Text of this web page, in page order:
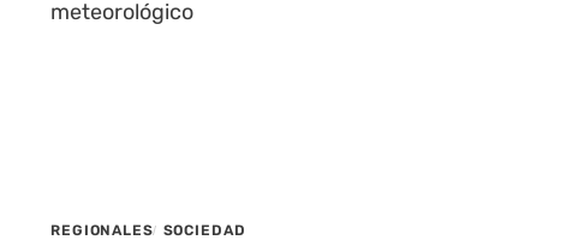
REGIONALES SOCIEDAD